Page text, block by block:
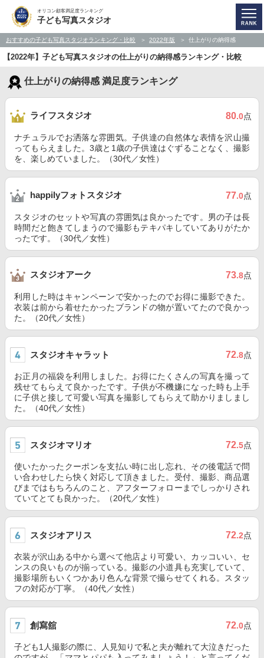
オリコン顧客満足度ランキング
子ども写真スタジオ
おすすめの子ども写真スタジオランキング・比較 2022年版 仕上がりの納得感
【2022年】子ども写真スタジオの仕上がりの納得感ランキング・比較
仕上がりの納得感 満足度ランキング
ライフスタジオ 80.0点
ナチュラルでお洒落な雰囲気。子供達の自然体な表情を沢山撮
ってもらえました。3歳と1歳の子供達はぐずることなく、撮影
を、楽しめていました。（30代／女性）
happilyフォトスタジオ 77.0点
スタジオのセットや写真の雰囲気は良かったです。男の子は長
時間だと飽きてしまうので撮影もテキパキしていてありがたか
ったです。（30代／女性）
スタジオアーク 73.8点
利用した時はキャンペーンで安かったのでお得に撮影できた。
衣装は前から着せたかったブランドの物が置いてたので良かっ
た。（20代／女性）
スタジオキャラット 72.8点
お正月の福袋を利用しました。お得にたくさんの写真を撮って
残せてもらえて良かったです。子供が不機嫌になった時も上手
に子供と接して可愛い写真を撮影してもらえて助かりましまし
た。（40代／女性）
スタジオマリオ 72.5点
使いたかったクーポンを支払い時に出し忘れ、その後電話で問
い合わせしたら快く対応して頂きました。受付、撮影、商品選
びまではもちろんのこと、アフターフォローまでしっかりされ
ていてとても良かった。（20代／女性）
スタジオアリス 72.2点
衣装が沢山ある中から選べて他店より可愛い、カッコいい、セ
ンスの良いものが揃っている。撮影の小道具も充実していて、
撮影場所もいくつかあり色んな背景で撮らせてくれる。スタッ
フの対応が丁寧。（40代／女性）
創寫舘 72.0点
子ども1人撮影の際に、人見知りで私と夫が離れて大泣きだった